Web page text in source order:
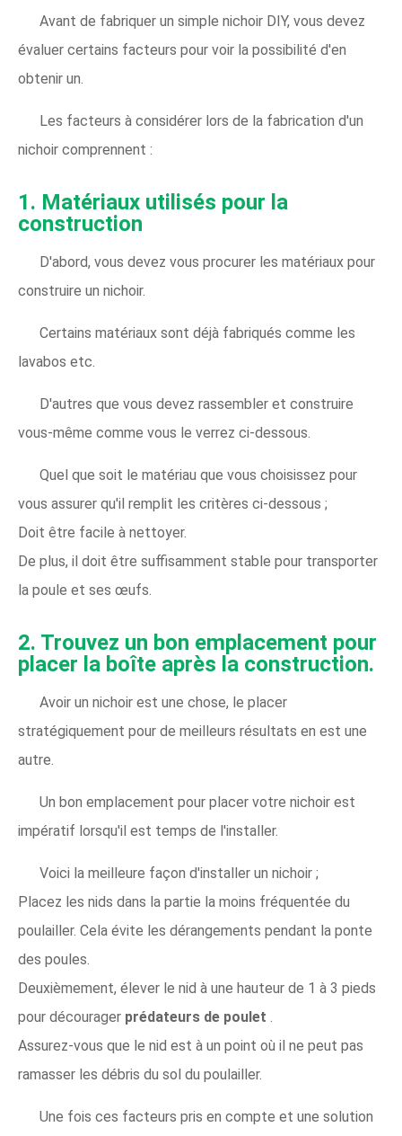
Avant de fabriquer un simple nichoir DIY, vous devez
évaluer certains facteurs pour voir la possibilité d'en
obtenir un.
Les facteurs à considérer lors de la fabrication d'un
nichoir comprennent :
1. Matériaux utilisés pour la
construction
D'abord, vous devez vous procurer les matériaux pour
construire un nichoir.
Certains matériaux sont déjà fabriqués comme les
lavabos etc.
D'autres que vous devez rassembler et construire
vous-même comme vous le verrez ci-dessous.
Quel que soit le matériau que vous choisissez pour
vous assurer qu'il remplit les critères ci-dessous ;
Doit être facile à nettoyer.
De plus, il doit être suffisamment stable pour transporter
la poule et ses œufs.
2. Trouvez un bon emplacement pour
placer la boîte après la construction.
Avoir un nichoir est une chose, le placer
stratégiquement pour de meilleurs résultats en est une
autre.
Un bon emplacement pour placer votre nichoir est
impératif lorsqu'il est temps de l'installer.
Voici la meilleure façon d'installer un nichoir ;
Placez les nids dans la partie la moins fréquentée du
poulailler. Cela évite les dérangements pendant la ponte
des poules.
Deuxièmement, élever le nid à une hauteur de 1 à 3 pieds
pour décourager prédateurs de poulet .
Assurez-vous que le nid est à un point où il ne peut pas
ramasser les débris du sol du poulailler.
Une fois ces facteurs pris en compte et une solution